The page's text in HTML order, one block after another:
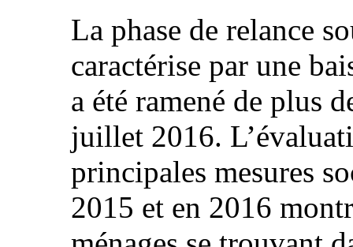
La phase de relance
caractérise par une
a été ramené de plus
juillet 2016.
principales mesures
2015 et en 2016